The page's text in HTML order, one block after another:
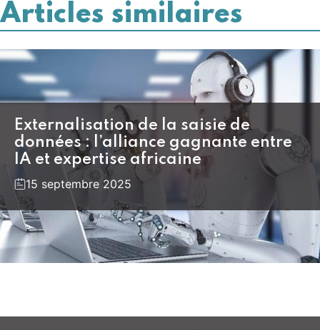
Articles similaires
Externalisation de la saisie de
données : l’alliance gagnante entre
IA et expertise africaine
15 septembre 2025